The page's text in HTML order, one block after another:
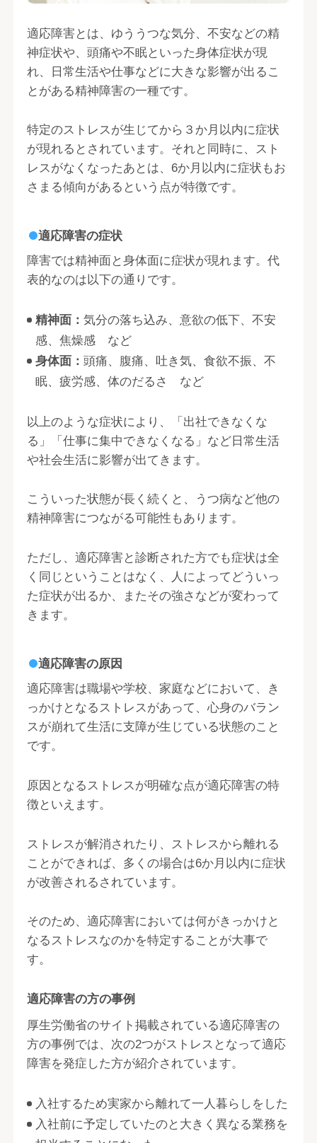
適応障害とは、ゆううつな気分、不安などの精
神症状や、頭痛や不眠といった身体症状が現
れ、日常生活や仕事などに大きな影響が出るこ
とがある精神障害の一種です。
特定のストレスが生じてから３か月以内に症状
が現れるとされています。それと同時に、スト
レスがなくなったあとは、6か月以内に症状もお
さまる傾向があるという点が特徴です。
適応障害の症状
障害では精神面と身体面に症状が現れます。代
表的なのは以下の通りです。
精神面：気分の落ち込み、意欲の低下、不安
感、焦燥感 など
身体面：頭痛、腹痛、吐き気、食欲不振、不
眠、疲労感、体のだるさ など
以上のような症状により、「出社できなくな
る」「仕事に集中できなくなる」など日常生活
や社会生活に影響が出てきます。
こういった状態が長く続くと、うつ病など他の
精神障害につながる可能性もあります。
ただし、適応障害と診断された方でも症状は全
く同じということはなく、人によってどういっ
た症状が出るか、またその強さなどが変わって
きます。
適応障害の原因
適応障害は職場や学校、家庭などにおいて、き
っかけとなるストレスがあって、心身のバラン
スが崩れて生活に支障が生じている状態のこと
です。
原因となるストレスが明確な点が適応障害の特
徴といえます。
ストレスが解消されたり、ストレスから離れる
ことができれば、多くの場合は6か月以内に症状
が改善されるされています。
そのため、適応障害においては何がきっかけと
なるストレスなのかを特定することが大事で
す。
適応障害の方の事例
厚生労働省のサイト掲載されている適応障害の
方の事例では、次の2つがストレスとなって適応
障害を発症した方が紹介されています。
入社するため実家から離れて一人暮らしをした
入社前に予定していたのと大きく異なる業務を